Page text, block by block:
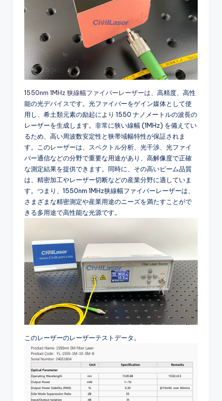
1550nm 1MHz 狭線幅ファイバーレーザーは、 高精度、高性
能の光デバイスです。光ファイバーをゲイン媒体として使
用し、希土類元素の励起により 1550 ナノメートルの波長の
レーザーを生成します。非常に狭い線幅 (1MHz) を備えてい
るため、高い周波数安定性と狭帯域幅特性が保証されま
す。このレーザーは、スペクトル分析、光干渉、光ファイ
バー通信などの分野で重要な用途があり、高解像度で正確
な測定結果を提供できます。同時に、その高いビーム品質
は、精密加工やレーザー切断などの産業分野に適していま
す。つまり、1550nm 1MHz狭線幅ファイバーレーザーは、
さまざまな精密測定や産業用途のニーズを満たすことがで
きる多用途で高性能な光源です。
このレーザーのレーザーテストデータ。